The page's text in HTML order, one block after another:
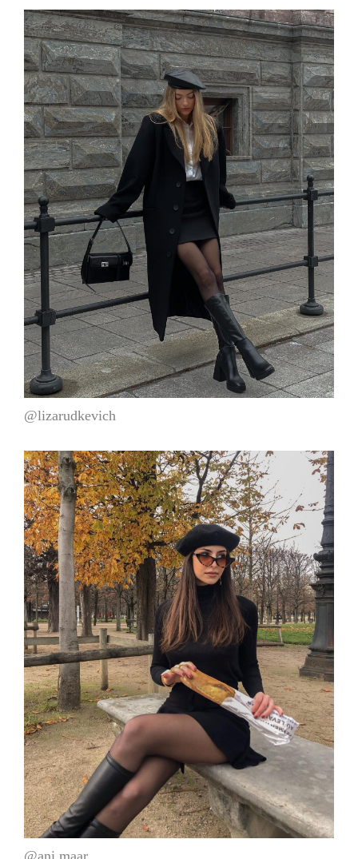
@lizarudkevich
@ani.maar